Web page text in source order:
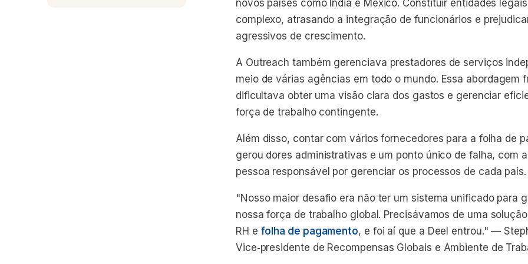
novos países como Índia e México. Constituir entidades
complexo, atrasando a integração de funcionários e
agressivos de crescimento.
A Outreach também gerenciava prestadores de serviços
meio de várias agências em todo o mundo. Essa abordagem
dificultava obter uma visão clara dos gastos e gerenciar
força de trabalho contingente.
Além disso, contar com vários fornecedores para a folha de
gerou dores administrativas e um ponto único de falha, com
pessoa responsável por gerenciar os processos de cada país.
"Nosso maior desafio era não ter um sistema unificado para
nossa força de trabalho global. Precisávamos de uma
RH e folha de pagamento, e foi aí que a Deel entrou." —
Vice‑presidente de Recompensas Globais e Ambiente de